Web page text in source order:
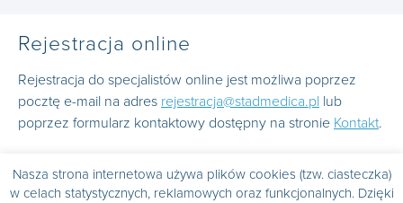
Nasza strona internetowa używa plików cookies (tzw. ciasteczka)
w celach statystycznych, reklamowych oraz funkcjonalnych. Dzięki
Rejestracja online
Rejestracja do specjalistów online jest możliwa poprzez
pocztę e-mail na adres rejestracja@stadmedica.pl lub
poprzez formularz kontaktowy dostępny na stronie Kontakt.